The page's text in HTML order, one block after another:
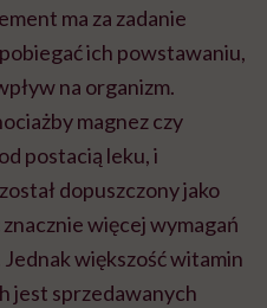
ma za zadanie
ich powstawaniu,
na organizm.
magnez czy
postacią leku, i
dopuszczony jako
więcej wymagań
większość witamin
jest sprzedawanych